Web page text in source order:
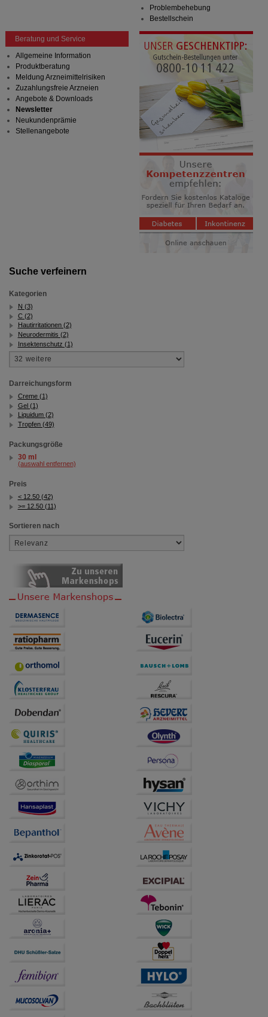
Suche verfeinern
Kategorien
N (3)
C (2)
Hautirritationen (2)
Neurodermitis (2)
Insektenschutz (1)
Darreichungsform
Creme (1)
Gel (1)
Liquidum (2)
Tropfen (49)
Packungsgröße
30 ml
(auswahl entfernen)
Preis
< 12.50 (42)
>= 12.50 (11)
Sortieren nach
Problembehebung
Bestellschein
Beratung und Service
Allgemeine Information
Produktberatung
Meldung Arzneimittelrisiken
Zuzahlungsfreie Arzneien
Angebote & Downloads
Newsletter
Neukundenprämie
Stellenangebote